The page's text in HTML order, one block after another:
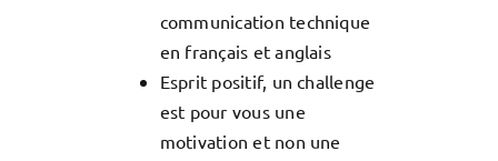
communication technique
en français et anglais
Esprit positif, un challenge
est pour vous une
motivation et non une